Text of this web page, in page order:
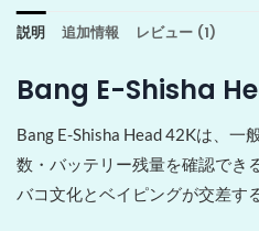
説明 追加情報 レビュー (1)
Bang E-Shisha
Bang E-Shisha Head 42Kは、
数・バッテリー残量を確認でき
バコ文化とベイピングが交差す